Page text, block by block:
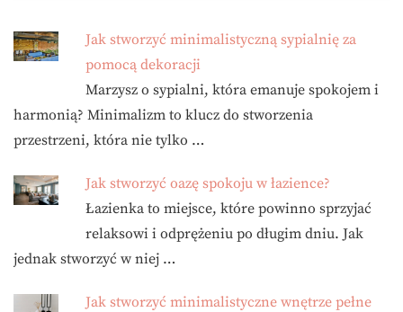
Jak stworzyć minimalistyczną sypialnię za
pomocą dekoracji
Marzysz o sypialni, która emanuje spokojem i
harmonią? Minimalizm to klucz do stworzenia
przestrzeni, która nie tylko …
Jak stworzyć oazę spokoju w łazience?
Łazienka to miejsce, które powinno sprzyjać
relaksowi i odprężeniu po długim dniu. Jak
jednak stworzyć w niej …
Jak stworzyć minimalistyczne wnętrze pełne